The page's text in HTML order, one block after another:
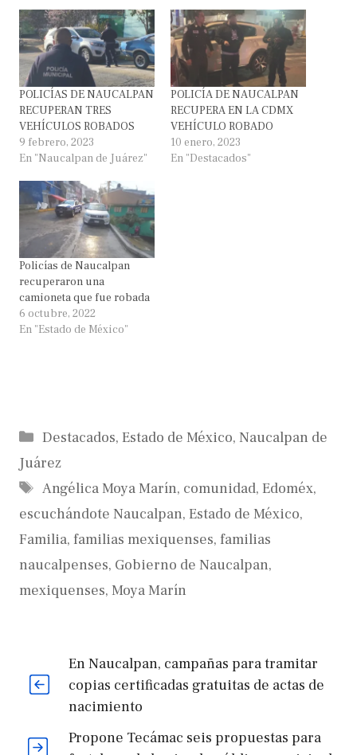
POLICÍAS DE NAUCALPAN
RECUPERAN TRES
VEHÍCULOS ROBADOS
9 febrero, 2023
En "Naucalpan de Juárez"
POLICÍA DE NAUCALPAN
RECUPERA EN LA CDMX
VEHÍCULO ROBADO
10 enero, 2023
En "Destacados"
Policías de Naucalpan
recuperaron una
camioneta que fue robada
6 octubre, 2022
En "Estado de México"
Categorías
Destacados, Estado de México, Naucalpan de
Juárez
Etiquetas
Angélica Moya Marín, comunidad, Edoméx,
escuchándote Naucalpan, Estado de México,
Familia, familias mexiquenses, familias
naucalpenses, Gobierno de Naucalpan,
mexiquenses, Moya Marín
En Naucalpan, campañas para tramitar
copias certificadas gratuitas de actas de
nacimiento
Propone Tecámac seis propuestas para